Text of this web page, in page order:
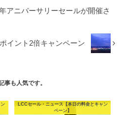
アニバーサリーセールが開催さ
イント2倍キャンペーン
事も人気です。
LCCセール・ニュース【本日の料金とキャン
ペーン】